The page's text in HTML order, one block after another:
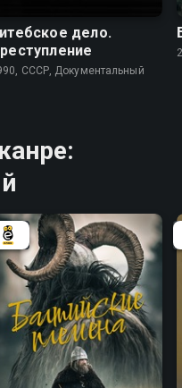
дело.
СССР, Документальный